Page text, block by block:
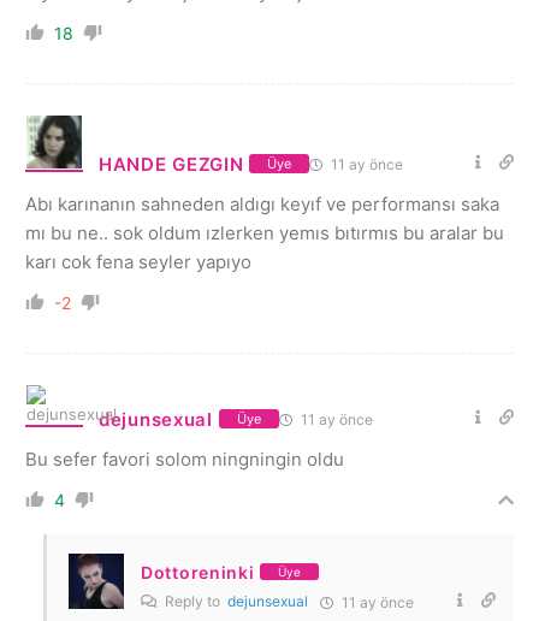
18
HANDE GEZGIN Üye 11 ay önce
Abı karınanın sahneden aldıgı keyıf ve performansı saka
mı bu ne.. sok oldum ızlerken yemıs bıtırmıs bu aralar bu
karı cok fena seyler yapıyo
-2
dejunsexual Üye 11 ay önce
Bu sefer favori solom ningningin oldu
4
Dottoreninki Üye
Reply to dejunsexual 11 ay önce